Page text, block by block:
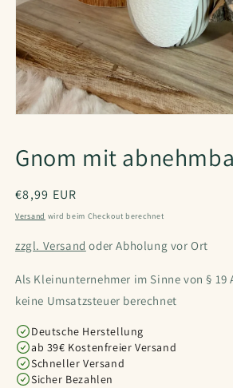
Gnom mit
Normaler
Preis
€8,99 EUR
Versand wird beim Checkout berechnet
zzgl. Versand oder Abholung vor Ort
Als Kleinunternehmer im Sinne von § 19
keine Umsatzsteuer berechnet
Deutsche Herstellung
ab 39€ Kostenfreier Versand
Schneller Versand
Sicher Bezahlen